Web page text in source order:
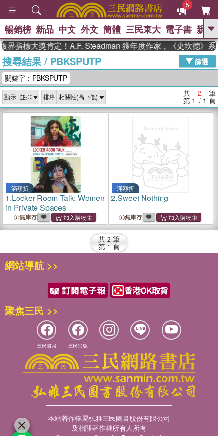
5
GO
熱搜： 高希均教授回憶錄
、 The Odyssey 、 父親節 、 如果歷
獎 臺灣漫遊錄 、 方念華 、 台灣的李
登輝時代
數學女孩：黎曼猜想 、
偉大的迷走神經
暢銷榜 新品 中文 外文 簡體 三民東大 電子書 親子
界指標大獎肯定！A.F. Steadman 獲年度作家，《史坎德》系
搜尋結果/ PBKSPUTP
篩選
關鍵字：PBKSPUTP
顯示 排序 共 2 筆
第 1 / 1 頁
滿額折
1.Locker Room Talk: Women
in Private Spaces
無庫存
滿額折
2.Sweet Nothing
無庫存
共 2 筆
第 1 頁
網站導航 >>
聚焦三民 >>
三民書局 三民出版
本站著作權屬弘雅三民圖書股份有限公司
及相關著作權所有人所有